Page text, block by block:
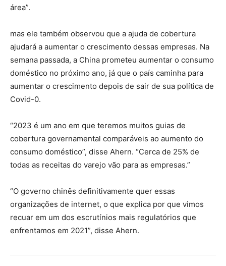
área”.
mas ele também observou que a ajuda de cobertura
ajudará a aumentar o crescimento dessas empresas. Na
semana passada, a China prometeu aumentar o consumo
doméstico no próximo ano, já que o país caminha para
aumentar o crescimento depois de sair de sua política de
Covid-0.
“2023 é um ano em que teremos muitos guias de
cobertura governamental comparáveis ​​ao aumento do
consumo doméstico”, disse Ahern. “Cerca de 25% de
todas as receitas do varejo vão para as empresas.”
“O governo chinês definitivamente quer essas
organizações de internet, o que explica por que vimos
recuar em um dos escrutínios mais regulatórios que
enfrentamos em 2021”, disse Ahern.